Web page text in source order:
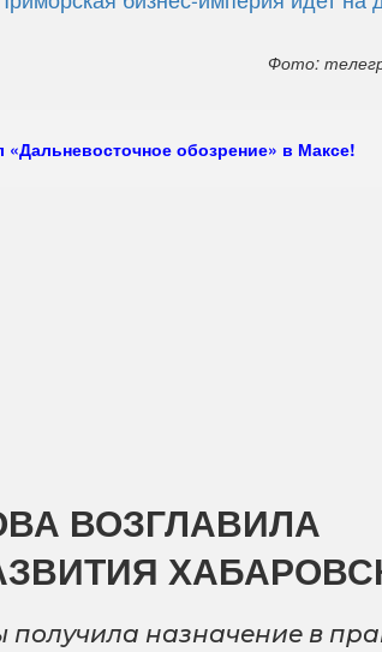
Фото:
«Дальневосточное обозрение» в Максе!
ВОЗГЛАВИЛА
назначение в